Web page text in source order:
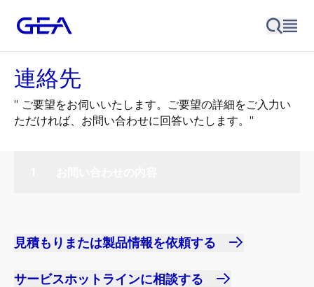
連絡先
" ご要望をお伺いいたします。ご要望の詳細をご入力い
ただければ、お問い合わせに回答いたします。"
見積もりまたは製品情報を依頼する
サービスホットラインに相談する